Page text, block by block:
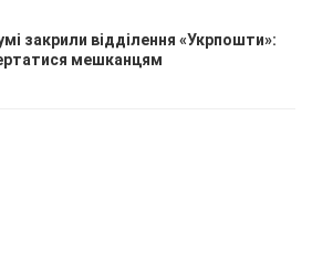
закрили відділення «Укрпошти»:
мешканцям